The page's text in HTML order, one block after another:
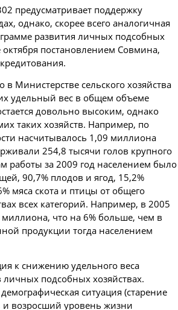
предусматривает поддержку
однако, скорее всего аналогичная
развития личных подсобных
постановлением Совмина,
Министерстве сельского хозяйства
удельный вес в общем объеме
довольно высоким, однако
таких хозяйств. Например, по
насчитывалось 1,09 миллиона
254,8 тысячи голов крупного
работы за 2009 год населением было
90,7% плодов и ягод, 15,2%
мяса скота и птицы от общего
всех категорий. Например, в 2005
что на 6% больше, чем в
продукции тогда населением
к снижению удельного веса
подсобных хозяйствах.
ситуация (старение
возросший уровень жизни